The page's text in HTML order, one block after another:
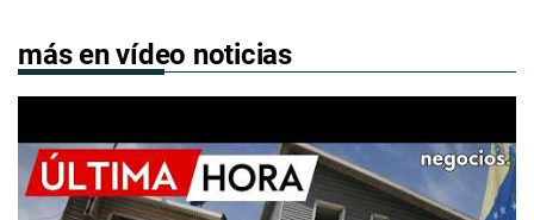
más en vídeo noticias